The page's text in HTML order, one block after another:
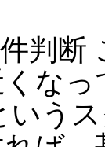
判断
な
いう